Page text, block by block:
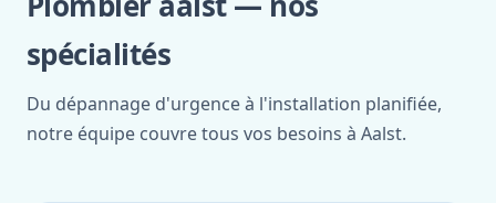
spécialités
Du dépannage d'urgence à l'installation planifiée,
notre équipe couvre tous vos besoins à Aalst.